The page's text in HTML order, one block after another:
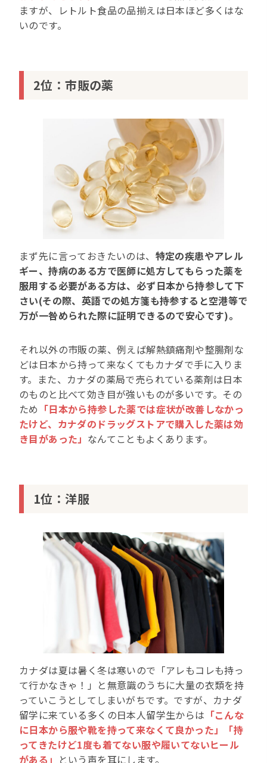
ますが、レトルト食品の品揃えは日本ほど多くはな
いのです。
2位：市販の薬
まず先に言っておきたいのは、 特定の疾患やアレル
ギー、持病のある方で医師に処方してもらった薬を
服用する必要がある方は、必ず日本から持参して下
さい(その際、英語での処方箋も持参すると空港等で
万が一咎められた際に証明できるので安心です)。
それ以外の市販の薬、例えば解熱鎮痛剤や整腸剤な
どは日本から持って来なくてもカナダで手に入りま
す。また、カナダの薬局で売られている薬剤は日本
のものと比べて効き目が強いものが多いです。その
ため 「日本から持参した薬では症状が改善しなかっ
たけど、カナダのドラッグストアで購入した薬は効
き目があった」 なんてこともよくあります。
1位：洋服
カナダは夏は暑く冬は寒いので「アレもコレも持っ
て行かなきゃ！」と無意識のうちに大量の衣類を持
っていこうとしてしまいがちです。ですが、カナダ
留学に来ている多くの日本人留学生からは 「こんな
に日本から服や靴を持って来なくて良かった」「持
ってきたけど1度も着てない服や履いてないヒール
がある」 という声を耳にします。